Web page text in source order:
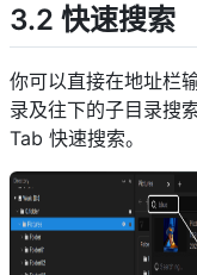
3.2 快速搜索
你可以直接在地址栏
录及往下的子目录搜
Tab 快速搜索。